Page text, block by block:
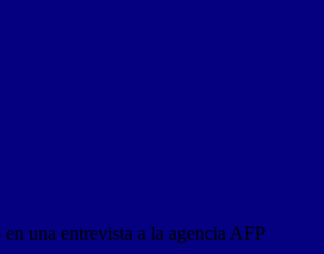
una entrevista a la agencia AFP